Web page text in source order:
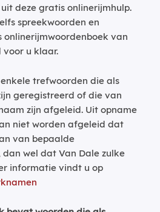
deze gratis onlinerijmhulp.
spreekwoorden en
onlinerijmwoordenboek van
u klaar.
trefwoorden die als
geregistreerd of die van
zijn afgeleid. Uit opname
niet worden afgeleid dat
van bepaalde
wel dat Van Dale zulke
informatie vindt u op